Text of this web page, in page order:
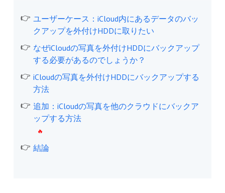
ユーザーケース：iCloud内にあるデータのバッ
クアップを外付けHDDに取りたい
なぜiCloudの写真を外付けHDDにバックアップ
する必要があるのでしょうか？
iCloudの写真を外付けHDDにバックアップする
方法
追加：iCloudの写真を他のクラウドにバックア
ップする方法
結論